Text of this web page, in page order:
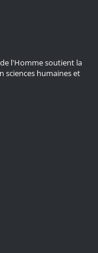
l'Homme soutient la
sciences humaines et